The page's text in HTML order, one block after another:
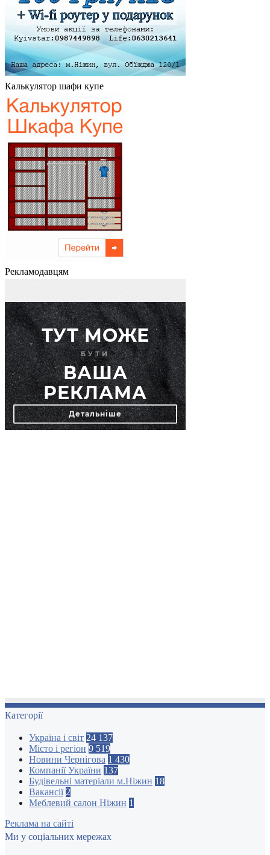
Калькулятор шафи купе
Рекламодавцям
Категорії
Україна і світ 24 137
Місто і регіон 9 519
Новини Чернігова 1 430
Компанії України 137
Будівельні матеріали м.Ніжин 18
Вакансії 2
Меблевий салон Ніжин 1
Реклама на сайті
Ми у соціальних мережах